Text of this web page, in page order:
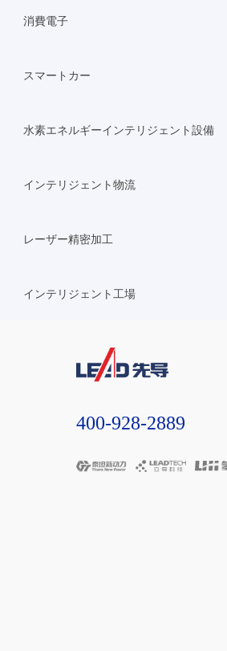
消費電子
スマートカー
水素エネルギーインテリジェント設備
インテリジェント物流
レーザー精密加工
インテリジェント工場
400-928-2889